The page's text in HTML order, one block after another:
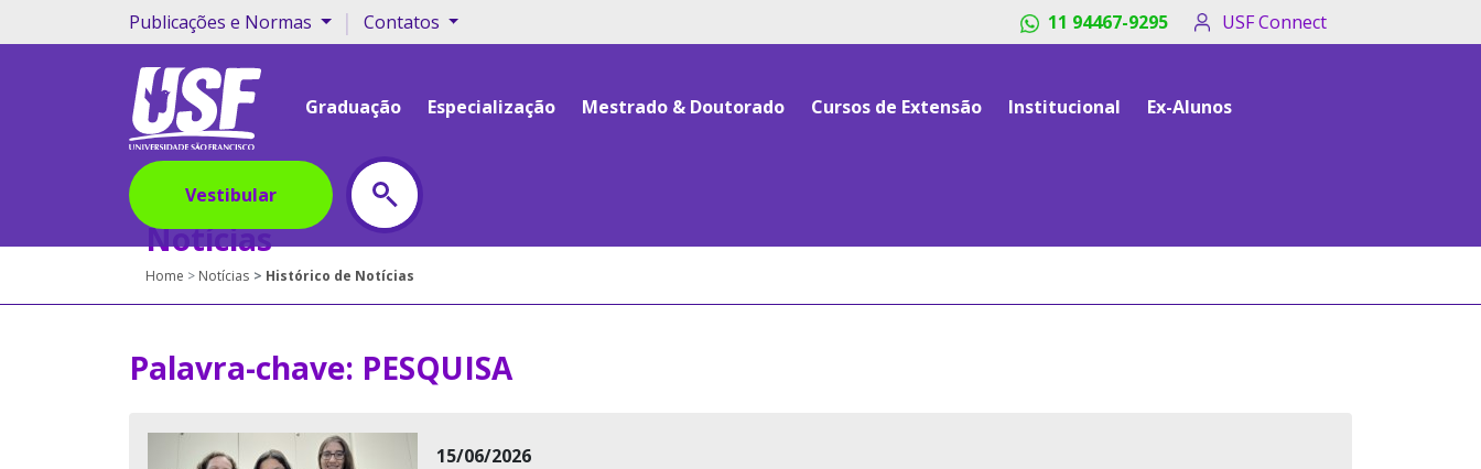
Publicações e Normas | Contatos 11 94467-9295 USF Connect
Graduação Especialização Mestrado & Doutorado Cursos de Extensão Institucional Ex-Alunos
Vestibular
Notícias
Home Notícias Histórico de Notícias
Palavra-chave: PESQUISA
15/06/2026